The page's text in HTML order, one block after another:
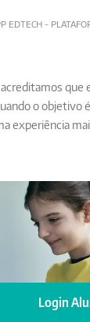
EDTECH -
que
o objetivo
experiência
Login